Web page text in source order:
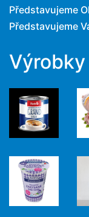
Představujeme
Představujeme
Výrobky